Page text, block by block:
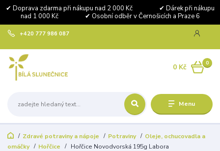
✔ Doprava zdarma při nákupu nad 2 000 Kč ✔ Dárek při nákupu
nad 1 000 Kč ✔ Osobní odběr v Černošicích a Praze 6
Menu
+420 777 986 087
0
0 Kč
Zdravé potraviny a nápoje Potraviny
Oleje, ochucovadla a
omáčky
Hořčice Hořčice Novodvorská 195g Labora